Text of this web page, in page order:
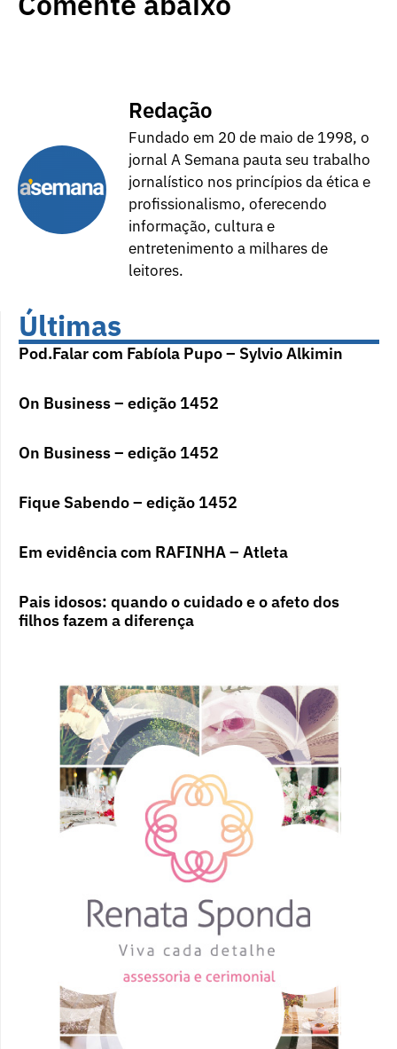
Redação
Fundado em 20 de maio de 1998, o
jornal A Semana pauta seu trabalho
jornalístico nos princípios da ética e
profissionalismo, oferecendo
informação, cultura e
entretenimento a milhares de
leitores.
Últimas
Pod.Falar com Fabíola Pupo – Sylvio Alkimin
On Business – edição 1452
On Business – edição 1452
Fique Sabendo – edição 1452
Em evidência com RAFINHA – Atleta
Pais idosos: quando o cuidado e o afeto dos
filhos fazem a diferença